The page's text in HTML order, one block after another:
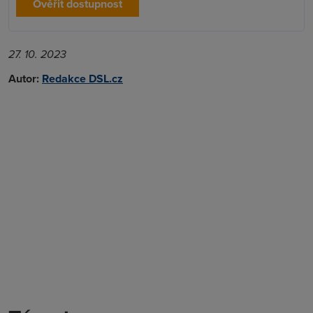
Ověřit dostupnost
27. 10. 2023
Autor: Redakce DSL.cz